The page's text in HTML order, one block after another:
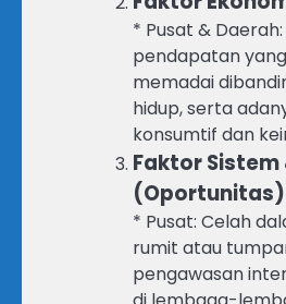
* Pusat &
pendapatan
memadai
hidup, serta
konsumtif dan
Faktor Sistem
* Pusat: Celah
rumit atau
pengawasan